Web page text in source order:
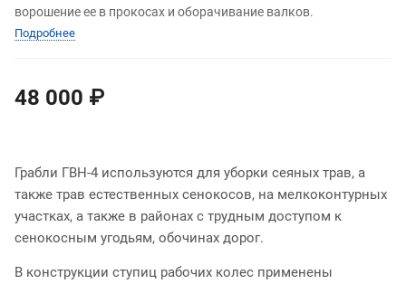
ворошение ее в прокосах и оборачивание валков.
Подробнее
48 000 ₽
Грабли ГВН-4 используются для уборки сеяных трав, а
также трав естественных сенокосов, на мелкоконтурных
участках, а также в районах с трудным доступом к
сенокосным угодьям, обочинах дорог.
В конструкции ступиц рабочих колес применены